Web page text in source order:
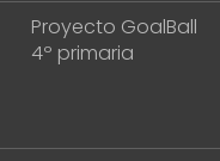
Proyecto GoalBall
4º primaria